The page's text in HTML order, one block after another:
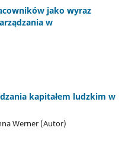
jako wyraz
w
kapitałem ludzkim w
Werner (Autor)